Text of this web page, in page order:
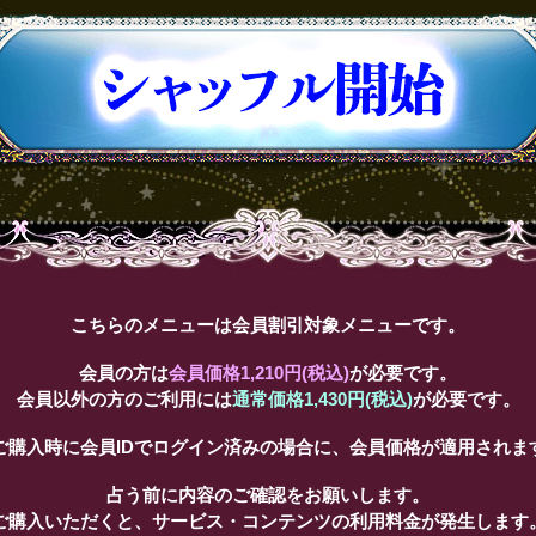
こちらのメニューは会員割引対象メニューです。
会員の方は会員価格1,210円(税込)が必要です。
会員以外の方のご利用には通常価格1,430円(税込)が必要です。
入時に会員IDでログイン済みの場合に、会員価格が適用されま
占う前に内容のご確認をお願いします。
購入いただくと、サービス・コンテンツの利用料金が発生します